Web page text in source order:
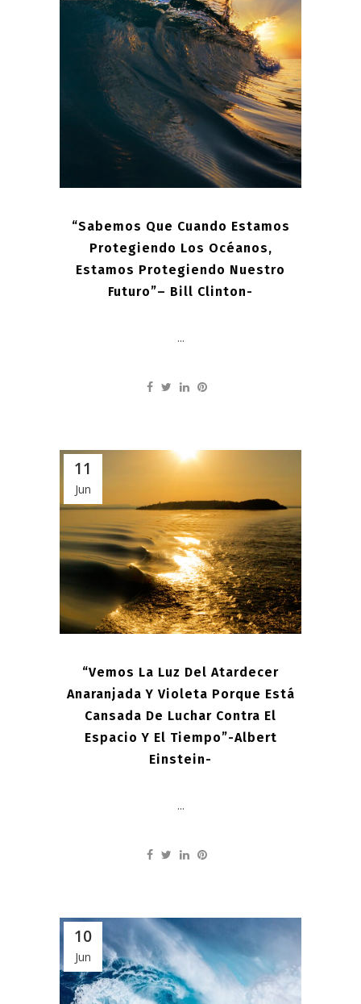
“Sabemos Que Cuando Estamos
Protegiendo Los Océanos,
Estamos Protegiendo Nuestro
Futuro”– Bill Clinton-
...
11
Jun
“Vemos La Luz Del Atardecer
Anaranjada Y Violeta Porque Está
Cansada De Luchar Contra El
Espacio Y El Tiempo”-Albert
Einstein-
...
10
Jun